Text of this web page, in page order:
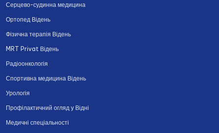
Серцево-судинна медицина
Ортопед Відень
Фізична терапія Відень
MRT Privat Відень
Радіоонкологія
Спортивна медицина Відень
Урологія
Профілактичний огляд у Відні
Медичні спеціальності